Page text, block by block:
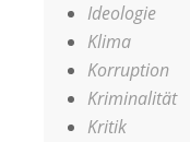
Ideologie
Klima
Korruption
Kriminalität
Kritik